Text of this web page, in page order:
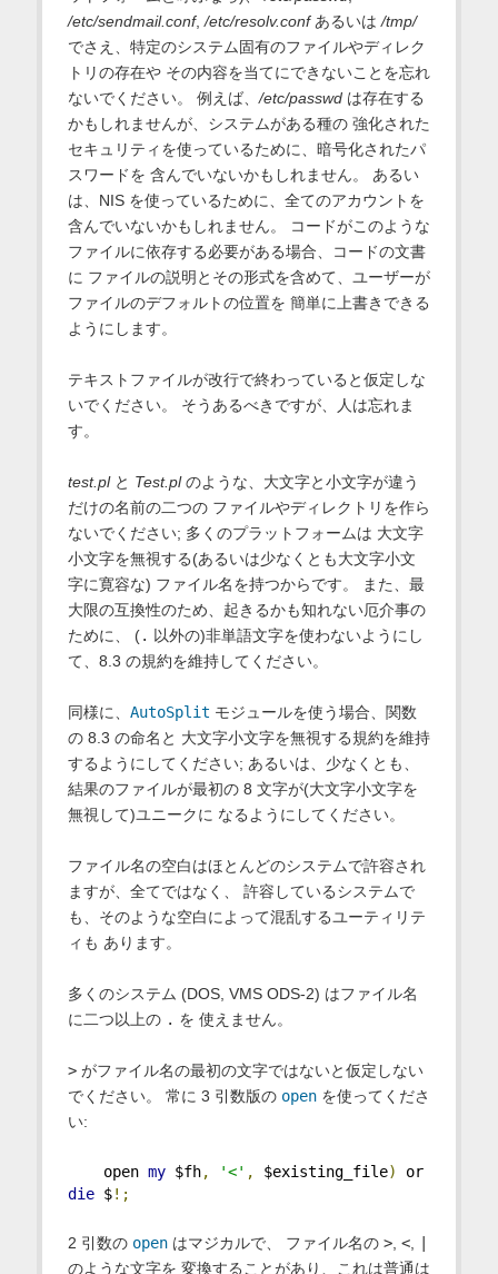
/etc/sendmail.conf, /etc/resolv.confあるいは /tmp/
でさえ、特定のシステム固有のファイルやディレク
トリの存在や その内容を当てにできないことを忘れ
ないでください。 例えば、 /etc/passwdは存在する
かもしれませんが、システムがある種の 強化された
セキュリティを使っているために、暗号化されたパ
スワードを 含んでいないかもしれません。 あるい
は、NIS を使っているために、全てのアカウントを
含んでいないかもしれません。 コードがこのような
ファイルに依存する必要がある場合、コードの文書
に ファイルの説明とその形式を含めて、ユーザーが
ファイルのデフォルトの位置を 簡単に上書きできる
ようにします。
テキストファイルが改行で終わっていると仮定しな
いでください。 そうあるべきですが、人は忘れま
す。
test.plと Test.plのような、大文字と小文字が違う
だけの名前の二つの ファイルやディレクトリを作ら
ないでください; 多くのプラットフォームは 大文字
小文字を無視する(あるいは少なくとも大文字小文
字に寛容な) ファイル名を持つからです。 また、最
大限の互換性のため、起きるかも知れない厄介事の
ために、 (. 以外の)非単語文字を使わないようにし
て、8.3 の規約を維持してください。
同様に、 AutoSplit モジュールを使う場合、関数
の 8.3 の命名と 大文字小文字を無視する規約を維持
するようにしてください; あるいは、少なくとも、
結果のファイルが最初の 8 文字が(大文字小文字を
無視して)ユニークに なるようにしてください。
ファイル名の空白はほとんどのシステムで許容され
ますが、全てではなく、 許容しているシステムで
も、そのような空白によって混乱するユーティリテ
ィも あります。
多くのシステム (DOS, VMS ODS-2) はファイル名
に二つ以上の . を 使えません。
>がファイル名の最初の文字ではないと仮定しない
でください。 常に 3 引数版の openを使ってくださ
い:
open my $fh, '<' , $existing_file)
or
die $!;
2 引数の openはマジカルで、 ファイル名の >, <,
のような文字を 変換することがあり、これは普通は